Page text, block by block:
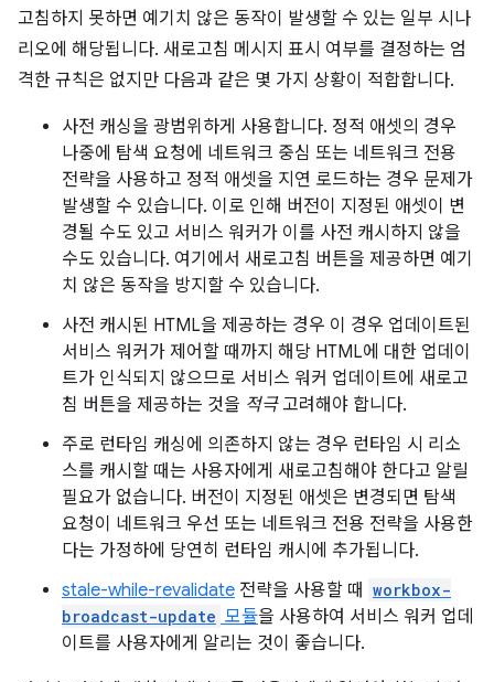
고침하지 못하면 예기치 않은 동작이 발생할 수 있는 일부 시나
리오에 해당됩니다. 새로고침 메시지 표시 여부를 결정하는 엄
격한 규칙은 없지만 다음과 같은 몇 가지 상황이 적합합니다.
사전 캐싱을 광범위하게 사용합니다. 정적 애셋의 경우
나중에 탐색 요청에 네트워크 중심 또는 네트워크 전용
전략을 사용하고 정적 애셋을 지연 로드하는 경우 문제가
발생할 수 있습니다. 이로 인해 버전이 지정된 애셋이 변
경될 수도 있고 서비스 워커가 이를 사전 캐시하지 않을
수도 있습니다. 여기에서 새로고침 버튼을 제공하면 예기
치 않은 동작을 방지할 수 있습니다.
사전 캐시된 HTML을 제공하는 경우 이 경우 업데이트된
서비스 워커가 제어할 때까지 해당 HTML에 대한 업데이
트가 인식되지 않으므로 서비스 워커 업데이트에 새로고
침 버튼을 제공하는 것을 적극고려해야 합니다.
주로 런타임 캐싱에 의존하지 않는 경우 런타임 시 리소
스를 캐시할 때는 사용자에게 새로고침해야 한다고 알릴
필요가 없습니다. 버전이 지정된 애셋은 변경되면 탐색
요청이 네트워크 우선 또는 네트워크 전용 전략을 사용한
다는 가정하에 당연히 런타임 캐시에 추가됩니다.
stale-while-revalidate 전략을 사용할 때 workbox-
broadcast-update 모듈을 사용하여 서비스 워커 업데
이트를 사용자에게 알리는 것이 좋습니다.